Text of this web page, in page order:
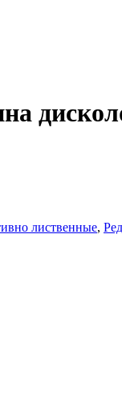
лиственные,